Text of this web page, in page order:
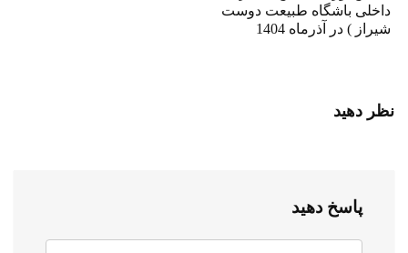
داخلی باشگاه طبیعت دوست
شیراز ) در آذرماه 1404
نظر دهید
پاسخ دهید